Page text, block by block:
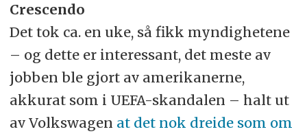
Crescendo
Det tok ca. en uke, så fikk myndighetene
– og dette er interessant, det meste av
jobben ble gjort av amerikanerne,
akkurat som i UEFA-skandalen – halt ut
av Volkswagen at det nok dreide som om